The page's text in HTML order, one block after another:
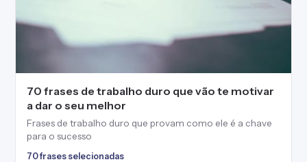
70 frases de trabalho duro que vão te motivar
a dar o seu melhor
Frases de trabalho duro que provam como ele é a chave
para o sucesso
70 frases selecionadas